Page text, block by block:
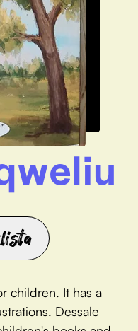
children. It has a
Dessale